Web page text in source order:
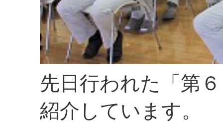
先日行われた「第
紹介しています。